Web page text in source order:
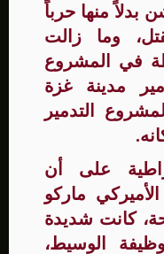
في 2/3، وشن بدلاً منها حرباً
وما زالت
في المشروع
مدينة غزة
التدمير
على أن
ماركو
كانت شديدة
الوسيط،